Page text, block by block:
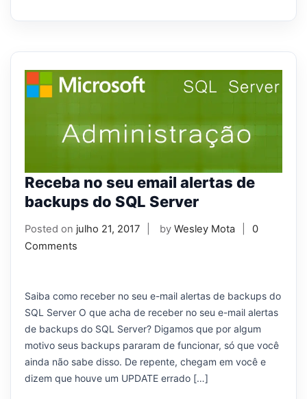
Receba no seu email alertas de
backups do SQL Server
Posted on julho 21, 2017 by Wesley Mota
0
Comments
Saiba como receber no seu e-mail alertas de backups do
SQL Server O que acha de receber no seu e-mail alertas
de backups do SQL Server? Digamos que por algum
motivo seus backups pararam de funcionar, só que você
ainda não sabe disso. De repente, chegam em você e
dizem que houve um UPDATE errado […]